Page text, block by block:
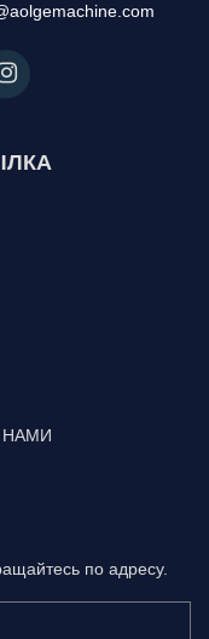
по адресу.